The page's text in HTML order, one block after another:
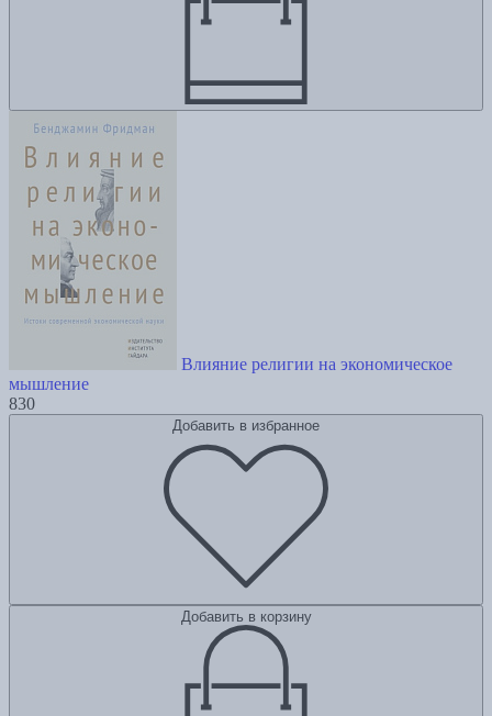
Влияние религии на экономическое
мышление
830
Добавить в избранное
Добавить в корзину